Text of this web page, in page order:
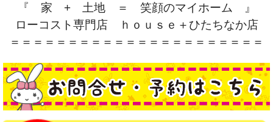
『 家 + 土地 ＝ 笑顔のマイホーム 』
ローコスト専門店 ｈｏｕｓｅ＋ひたちなか店
＝＝＝＝＝＝＝＝＝＝＝＝＝＝＝＝＝＝＝＝＝＝